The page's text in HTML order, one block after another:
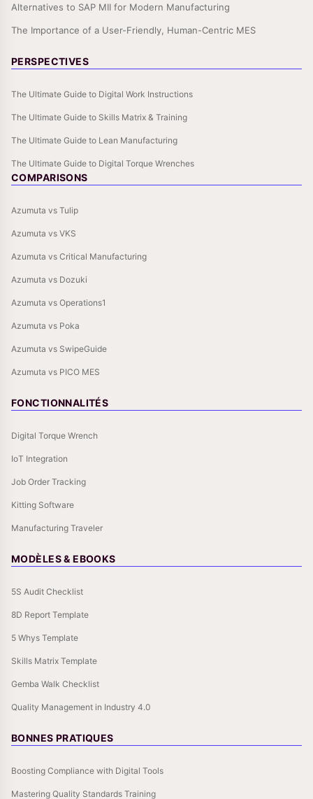
Alternatives to SAP MII for Modern Manufacturing
The Importance of a User-Friendly, Human-Centric MES
PERSPECTIVES
The Ultimate Guide to Digital Work Instructions
The Ultimate Guide to Skills Matrix & Training
The Ultimate Guide to Lean Manufacturing
The Ultimate Guide to Digital Torque Wrenches
COMPARISONS
Azumuta vs Tulip
Azumuta vs VKS
Azumuta vs Critical Manufacturing
Azumuta vs Dozuki
Azumuta vs Operations1
Azumuta vs Poka
Azumuta vs SwipeGuide
Azumuta vs PICO MES
FONCTIONNALITÉS
Digital Torque Wrench
IoT Integration
Job Order Tracking
Kitting Software
Manufacturing Traveler
MODÈLES & EBOOKS
5S Audit Checklist
8D Report Template
5 Whys Template
Skills Matrix Template
Gemba Walk Checklist
Quality Management in Industry 4.0
BONNES PRATIQUES
Boosting Compliance with Digital Tools
Mastering Quality Standards Training